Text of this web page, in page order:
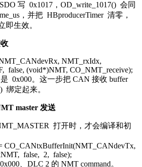
写 0x1017 ， OD_write_1017() 会同
，并把 HBproducerTimer清零，
即生效。
NMT_rxIdx,
, false, (void*)NMT, CO_NMT_receive);
是 0x000。这一步把 CAN 接收 buffer
绑定起来。
master 发送
打开时，才会编译和初
CO_CANtxBufferInit(NMT_CANdevTx,
false, 2, false);
0x000 、DLC 2 的 NMT command。